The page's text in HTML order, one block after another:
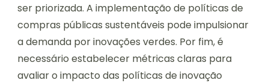
ser priorizada. A implementação de políticas de
compras públicas sustentáveis pode impulsionar
a demanda por inovações verdes. Por fim, é
necessário estabelecer métricas claras para
avaliar o impacto das políticas de inovação